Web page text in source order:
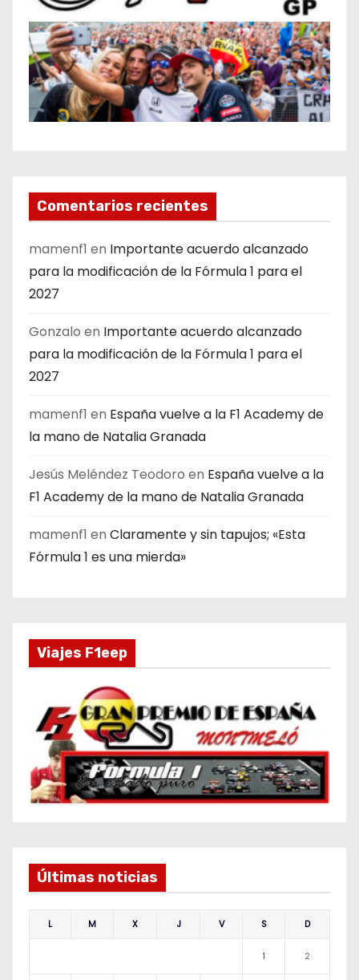
Comentarios recientes
mamenf1 en Importante acuerdo alcanzado
para la modificación de la Fórmula 1 para el
2027
Gonzalo en Importante acuerdo alcanzado
para la modificación de la Fórmula 1 para el
2027
mamenf1 en España vuelve a la F1 Academy de
la mano de Natalia Granada
Jesús Meléndez Teodoro en España vuelve a la
F1 Academy de la mano de Natalia Granada
mamenf1 en Claramente y sin tapujos; «Esta
Fórmula 1 es una mierda»
Viajes F1eep
Últimas noticias
L M X J V S D
1 2